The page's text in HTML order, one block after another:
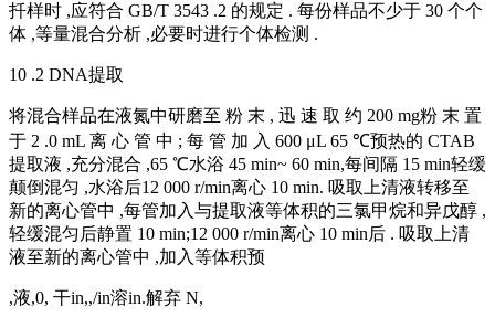
扦样时 ,应符合 GB/T 3543 .2 的规定 . 每份样品不少于 30 个个
体 ,等量混合分析 ,必要时进行个体检测 .
10 .2 DNA提取
将混合样品在液氮中研磨至 粉 末 , 迅 速 取 约 200 mg粉 末 置
于 2 .0 mL 离 心 管 中 ; 每 管 加 入 600 μL 65 ℃预热的 CTAB
提取液 ,充分混合 ,65 ℃水浴 45 min~ 60 min,每间隔 15 min轻缓
颠倒混匀 ,水浴后12 000 r/min离心 10 min. 吸取上清液转移至
新的离心管中 ,每管加入与提取液等体积的三氯甲烷和异戊醇 ,
轻缓混匀后静置 10 min;12 000 r/min离心 10 min后 . 吸取上清
液至新的离心管中 ,加入等体积预
,液,0, 干in,,/in溶in.解弃 N,